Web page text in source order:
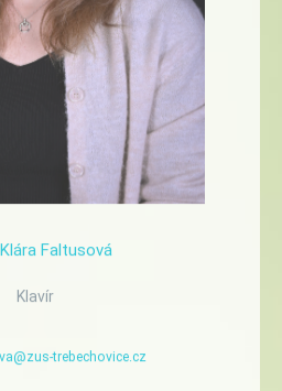
Klára Faltusová
Klavír
trebechovice.cz